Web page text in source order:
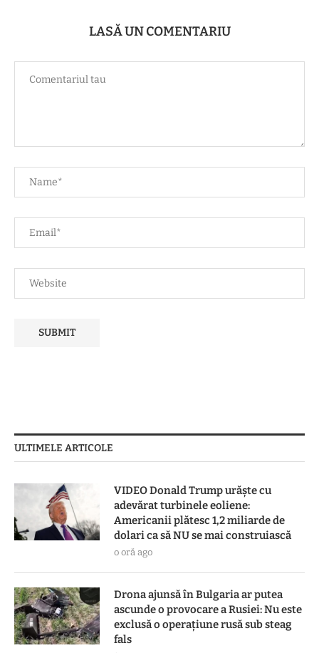
LASĂ UN COMENTARIU
ULTIMELE ARTICOLE
VIDEO Donald Trump urăște cu
adevărat turbinele eoliene:
Americanii plătesc 1,2 miliarde de
dolari ca să NU se mai construiască
o oră ago
Drona ajunsă în Bulgaria ar putea
ascunde o provocare a Rusiei: Nu este
exclusă o operațiune rusă sub steag
fals